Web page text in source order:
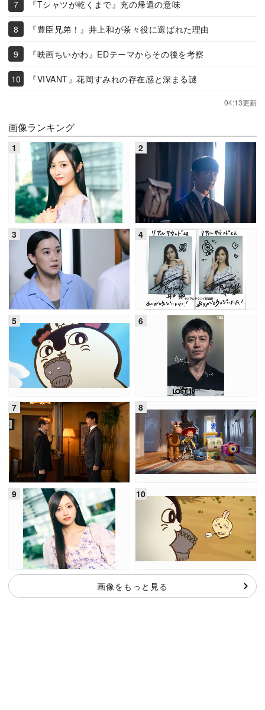
『Tシャツが乾くまで』充の帰還の意味
『豊臣兄弟！』井上和が茶々役に選ばれた理由
『映画ちいかわ』EDテーマからその後を考察
『VIVANT』花岡すみれの存在感と深まる謎
04:13更新
画像ランキング
画像をもっと見る